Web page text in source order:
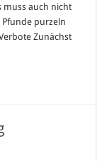
muss auch nicht
purzeln
Zunächst